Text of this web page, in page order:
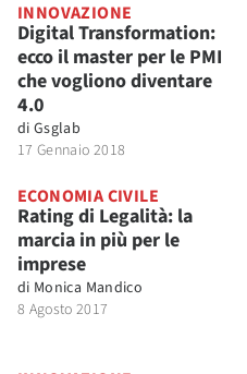
INNOVAZIONE
Digital Transformation:
ecco il master per le PMI
che vogliono diventare
4.0
di Gsglab
17 Gennaio 2018
ECONOMIA CIVILE
Rating di Legalità: la
marcia in più per le
imprese
di Monica Mandico
8 Agosto 2017